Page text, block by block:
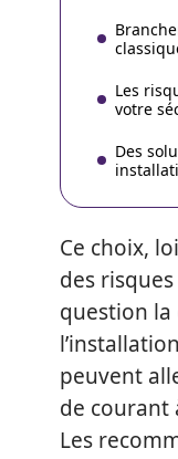
Les
votre
Des
Ce choix,
des
question
peuvent
de courant
Les